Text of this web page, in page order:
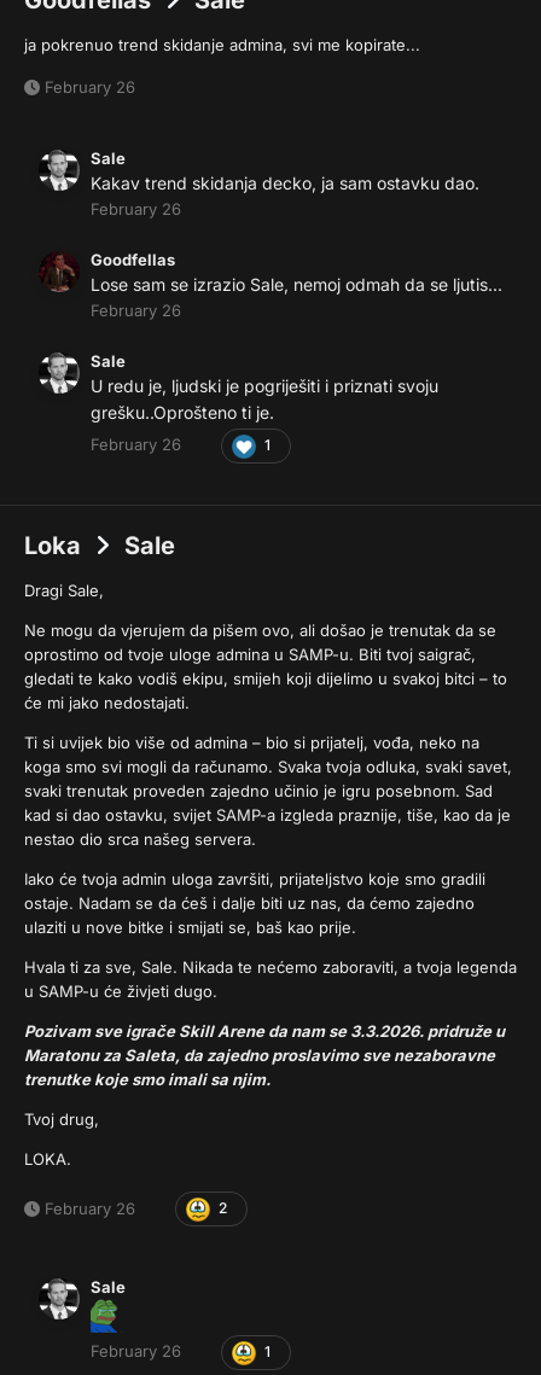
ja pokrenuo trend skidanje admina, svi me kopirate...
February 26
Sale
Kakav trend skidanja decko, ja sam ostavku dao.
February 26
Goodfellas
Lose sam se izrazio Sale, nemoj odmah da se ljutis...
February 26
Sale
U redu je, ljudski je pogriješiti i priznati svoju
grešku..Oprošteno ti je.
February 26 1
Loka Sale
Dragi Sale,
Ne mogu da vjerujem da pišem ovo, ali došao je trenutak da se
oprostimo od tvoje uloge admina u SAMP-u. Biti tvoj saigrač,
gledati te kako vodiš ekipu, smijeh koji dijelimo u svakoj bitci – to
će mi jako nedostajati.
Ti si uvijek bio više od admina – bio si prijatelj, vođa, neko na
koga smo svi mogli da računamo. Svaka tvoja odluka, svaki savet,
svaki trenutak proveden zajedno učinio je igru posebnom. Sad
kad si dao ostavku, svijet SAMP-a izgleda praznije, tiše, kao da je
nestao dio srca našeg servera.
Iako će tvoja admin uloga završiti, prijateljstvo koje smo gradili
ostaje. Nadam se da ćeš i dalje biti uz nas, da ćemo zajedno
ulaziti u nove bitke i smijati se, baš kao prije.
Hvala ti za sve, Sale. Nikada te nećemo zaboraviti, a tvoja legenda
u SAMP-u će živjeti dugo.
Pozivam sve igrače Skill Arene da nam se 3.3.2026. pridruže u
Maratonu za Saleta, da zajedno proslavimo sve nezaboravne
trenutke koje smo imali sa njim.
Tvoj drug,
LOKA.
February 26 2
Sale
February 26 1